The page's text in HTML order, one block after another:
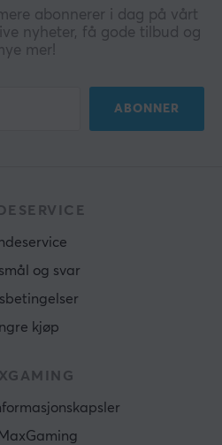
abonnerer i dag på vårt
nyheter, få gode tilbud og
mer!
ABONNER
og svar
kjøp